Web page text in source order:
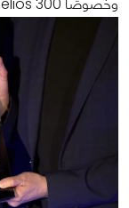
وخصوصًا Predator Helios 300؟